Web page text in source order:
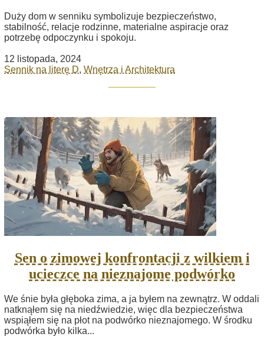
Duży dom w senniku symbolizuje bezpieczeństwo,
stabilność, relacje rodzinne, materialne aspiracje oraz
potrzebę odpoczynku i spokoju.
12 listopada, 2024
Sennik na literę D, Wnętrza i Architektura
Sen o zimowej konfrontacji z wilkiem i
ucieczce na nieznajome podwórko
We śnie była głęboka zima, a ja byłem na zewnątrz. W oddali
natknąłem się na niedźwiedzie, więc dla bezpieczeństwa
wspiąłem się na płot na podwórko nieznajomego. W środku
podwórka było kilka...